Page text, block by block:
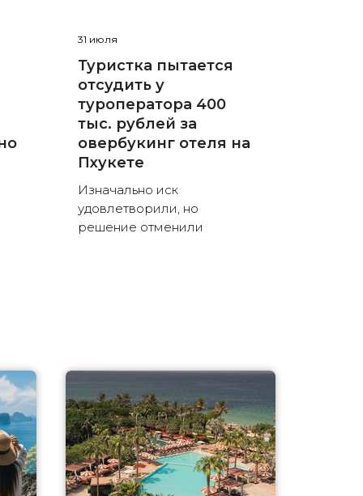
31 июля
Туристка пытается
отсудить у
туроператора 400
тыс. рублей за
овербукинг отеля на
Пхукете
Изначально иск
удовлетворили, но
решение отменили